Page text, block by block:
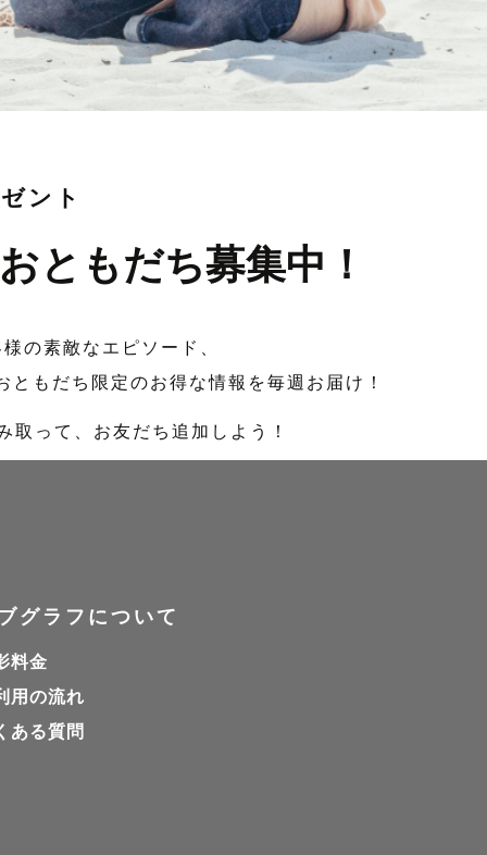
ント
おともだち募集中！
の素敵なエピソード、
ともだち限定のお得な情報を毎週お届け！
取って、お友だち追加しよう！
グラフについて
料金
用の流れ
ある質問